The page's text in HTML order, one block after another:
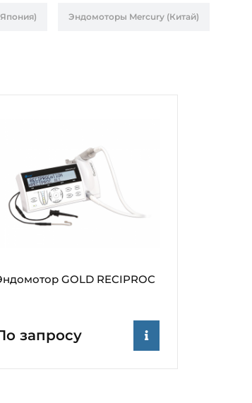
Эндомоторы Mercury (Китай)
GOLD RECIPROC
запросу